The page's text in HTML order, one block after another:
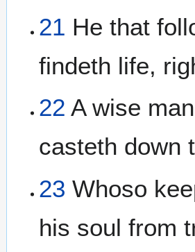
21 He that
findeth life,
22 A wise
casteth down
23 Whoso
his soul from